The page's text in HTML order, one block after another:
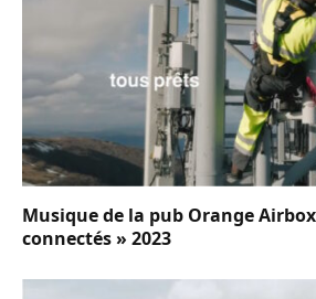
Musique de la pub Orange
connectés » 2023